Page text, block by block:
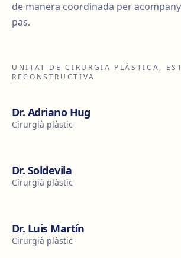
de manera coordinada per
pas.
UNITAT DE CIRURGIA PLÀSTICA,
RECONSTRUCTIVA
Dr. Adriano Hug
Cirurgià plàstic
Dr. Soldevila
Cirurgià plàstic
Dr. Luis Martín
Cirurgià plàstic